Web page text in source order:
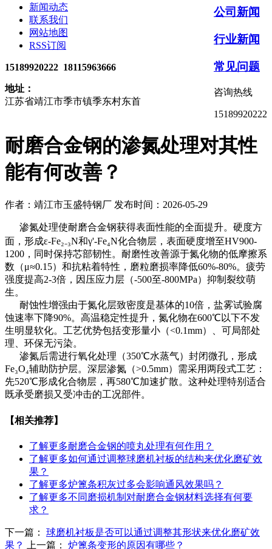
公司新闻
行业新闻
常见问题
咨询热线
15189920222
耐磨合金钢的渗氮处理对其性
能有何改善？
作者：靖江市玉盛特钢厂 发布时间：2026-05-29
渗氮处理使耐磨合金钢获得表面性能的全面提升。硬度方
面，形成ε-Fe₂₋₃N和γ'-Fe₄N化合物层，表面硬度增至HV900-
1200，同时保持芯部韧性。耐磨性改善源于氮化物的低摩擦系
数（μ≈0.15）和抗粘着特性，磨粒磨损率降低60%-80%。疲劳
强度提高2-3倍，因压应力层（-500至-800MPa）抑制裂纹萌
生。
耐蚀性增强由于氮化层致密度是基体的10倍，盐雾试验腐
蚀速率下降90%。高温稳定性提升，氮化物在600℃以下不发
生明显软化。工艺优势包括变形量小（<0.1mm）、可局部处
理、环保无污染。
渗氮后需进行氧化处理（350℃水蒸气）封闭微孔，形成
Fe₃O₄辅助防护层。深层渗氮（>0.5mm）需采用两段式工艺：
先520℃形成化合物层，再580℃加速扩散。这种处理特别适合
既承受磨损又受冲击的工况部件。
【相关推荐】
了解更多耐磨合金钢的喷丸处理有何作用？
了解更多如何通过调整球磨机衬板的结构来优化磨矿效
果？
了解更多炉篦条积灰过多会影响通风效果吗？
了解更多不同磨损机制对耐磨合金钢材料选择有何要
求？
下一篇： 球磨机衬板是否可以通过调整其形状来优化磨矿效
果？
上一篇： 炉篦条变形的原因有哪些？
新闻动态
联系我们
网站地图
RSS订阅
15189920222 18115963666
地址：
江苏省靖江市季市镇季东村东首